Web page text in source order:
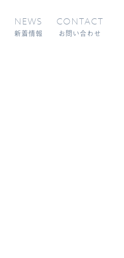
NEWS
新着情報
CONTACT
お問い合わせ